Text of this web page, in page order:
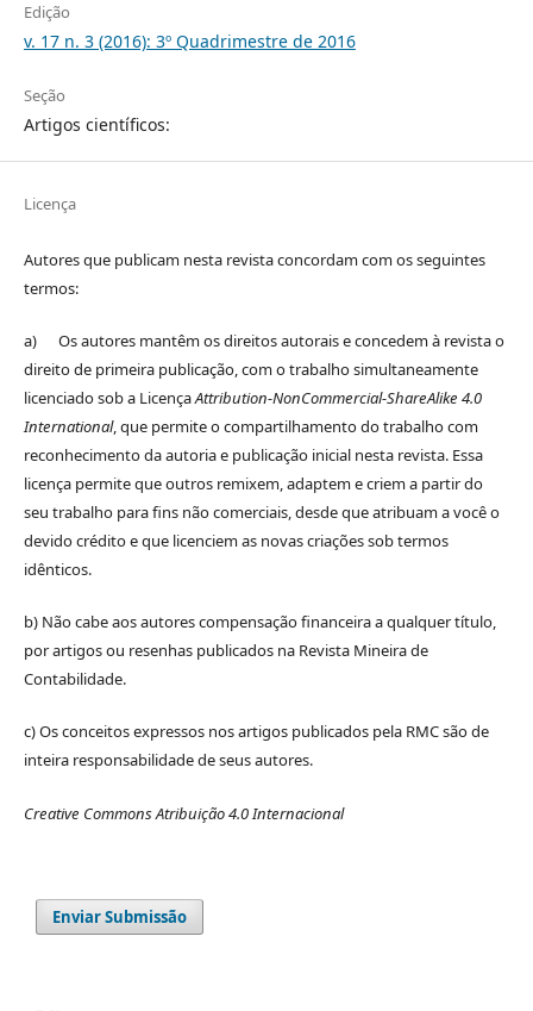
Edição
v. 17 n. 3 (2016): 3º Quadrimestre de 2016
Seção
Artigos científicos:
Licença
Autores que publicam nesta revista concordam com os seguintes
termos:
a) Os autores mantêm os direitos autorais e concedem à revista o
direito de primeira publicação, com o trabalho simultaneamente
licenciado sob a LicençaAttribution-NonCommercial-ShareAlike 4.0
International, que permite o compartilhamento do trabalho com
reconhecimento da autoria e publicação inicial nesta revista. Essa
licença permite que outros remixem, adaptem e criem a partir do
seu trabalho para fins não comerciais, desde que atribuam a você o
devido crédito e que licenciem as novas criações sob termos
idênticos.
b) Não cabe aos autores compensação financeira a qualquer título,
por artigos ou resenhas publicados na Revista Mineira de
Contabilidade.
c) Os conceitos expressos nos artigos publicados pela RMC são de
inteira responsabilidade de seus autores.
Creative Commons Atribuição 4.0 Internacional
Enviar Submissão